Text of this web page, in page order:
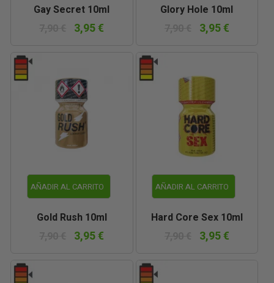
Gay Secret 10ml
3,95 €
Glory Hole 10ml
3,95 €
AÑADIR AL CARRITO
Gold Rush 10ml
3,95 €
AÑADIR AL CARRITO
Hard Core Sex 10ml
3,95 €